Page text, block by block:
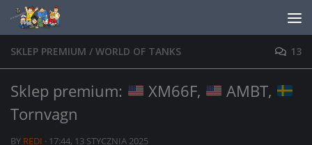
Skip to content
SKLEP PREMIUM / WORLD OF TANKS 13
Sklep premium: XM66F,
AMBT,
Tornvagn
BY REDI · 17:44, 13 STYCZNIA 2025